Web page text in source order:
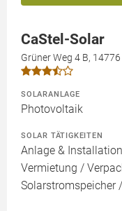
CaStel-Solar
Grüner Weg 4 B,
SOLARANLAGE
Photovoltaik
SOLAR TÄTIGKEITEN
Anlage &
Vermietung /
Solarstromspeicher